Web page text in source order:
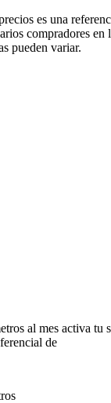
es una
compradores en
pueden variar.
al mes activa tu
de